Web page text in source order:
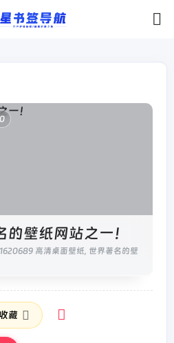
的壁纸网站之一！
高清桌面壁纸, 世界著名的壁
藏